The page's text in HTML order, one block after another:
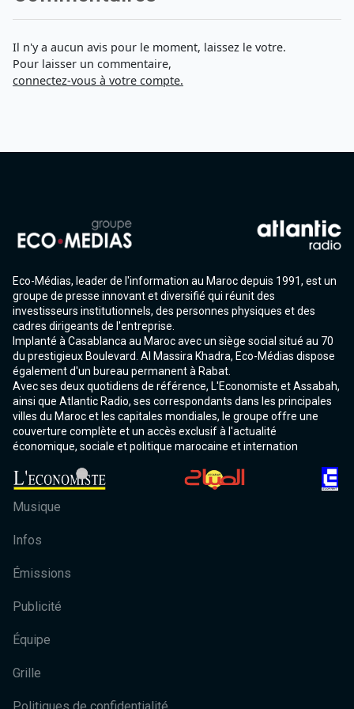
Il n'y a aucun avis pour le moment, laissez le votre.
Pour laisser un commentaire,
connectez-vous à votre compte.
Eco-Médias, leader de l'information au Maroc depuis 1991, est un
groupe de presse innovant et diversifié qui réunit des
investisseurs institutionnels, des personnes physiques et des
cadres dirigeants de l'entreprise.
Implanté à Casablanca au Maroc avec un siège social situé au 70
du prestigieux Boulevard. Al Massira Khadra, Eco-Médias dispose
également d'un bureau permanent à Rabat.
Avec ses deux quotidiens de référence, L'Economiste et Assabah,
ainsi que Atlantic Radio, ses correspondants dans les principales
villes du Maroc et les capitales mondiales, le groupe offre une
couverture complète et un accès exclusif à l'actualité
économique, sociale et politique marocaine et internation
Musique
Infos
Émissions
Publicité
Équipe
Grille